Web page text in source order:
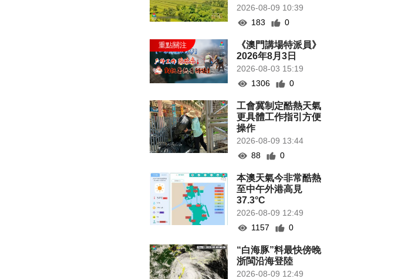
2026-08-09 10:39
183
0
《澳門講場特派員》
2026年8月3日
2026-08-03 15:19
1306
0
工會冀制定酷熱天氣
更具體工作指引方便
操作
2026-08-09 13:44
88
0
本澳天氣今非常酷熱
至中午外港高見
37.3°C
2026-08-09 12:49
1157
0
“白海豚”料最快傍晚
浙閩沿海登陸
2026-08-09 12:49